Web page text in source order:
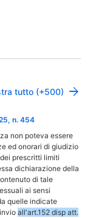
tutto (+500)
n. 454
non poteva essere
ed onorari di giudizio
prescritti limiti
dichiarazione della
di tale
ai sensi
quelle indicate
all'art.152 disp att.